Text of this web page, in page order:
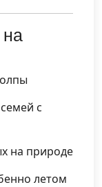
с
на природе
летом